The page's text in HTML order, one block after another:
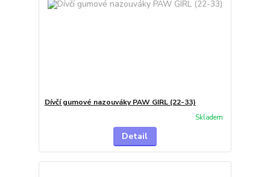
Dívčí gumové nazouváky PAW GIRL (22-33)
Skladem
Detail